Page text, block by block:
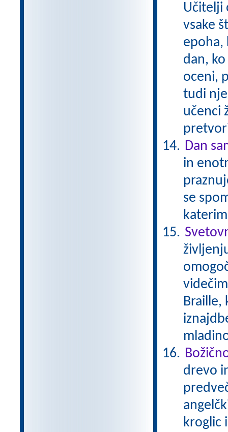
Učitelji
vsake
epoha,
dan,
oceni,
tudi
učenci
Dan
in
se
Braille,
drevo
kroglic